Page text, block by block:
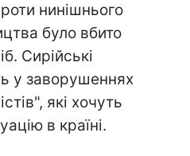
нинішнього
було вбито
Сирійські
у заворушеннях
які хочуть
в країні.